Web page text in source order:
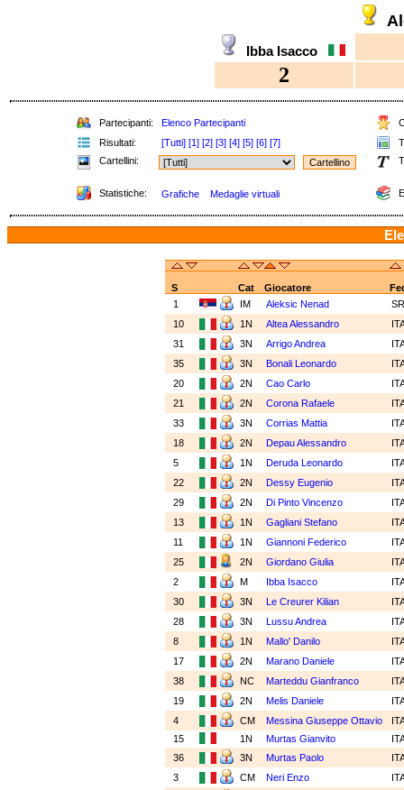
Ibba Isacco
2
Partecipanti: Elenco Partecipanti
Risultati:
[Tutti] [1] [2] [3] [4] [5] [6] [7]
Cartellini:
Statistiche: Grafiche Medaglie virtuali
S Cat Giocatore
1
IM Aleksic Nenad
10
1N Altea Alessandro
31
3N Arrigo Andrea
35
3N Bonali Leonardo
20
2N Cao Carlo
21
2N Corona Rafaele
33
3N Corrias Mattia
18
2N Depau Alessandro
5
1N Deruda Leonardo
22
2N Dessy Eugenio
29
2N Di Pinto Vincenzo
13
1N Gagliani Stefano
11
1N Giannoni Federico
25
2N Giordano Giulia
2
M Ibba Isacco
30
3N Le Creurer Kilian
28
3N Lussu Andrea
8
1N Mallo' Danilo
17
2N Marano Daniele
38
NC Marteddu Gianfranco
19
2N Melis Daniele
4
CM Messina Giuseppe Ottavio
15
1N Murtas Gianvito
36
3N Murtas Paolo
3
CM Neri Enzo